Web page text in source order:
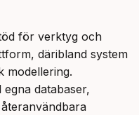
för verktyg och
däribland system
modellering.
databaser,